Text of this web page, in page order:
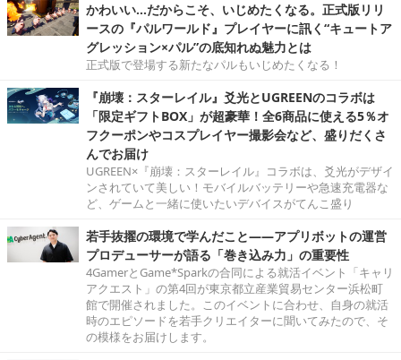
かわいい…だからこそ、いじめたくなる。正式版リリ
ースの『パルワールド』プレイヤーに訊く“キュートア
グレッション×パル”の底知れぬ魅力とは
正式版で登場する新たなパルもいじめたくなる！
『崩壊：スターレイル』爻光とUGREENのコラボは
「限定ギフトBOX」が超豪華！全6商品に使える5％オ
フクーポンやコスプレイヤー撮影会など、盛りだくさ
んでお届け
UGREEN×『崩壊：スターレイル』コラボは、爻光がデザイ
ンされていて美しい！モバイルバッテリーや急速充電器な
ど、ゲームと一緒に使いたいデバイスがてんこ盛り
若手抜擢の環境で学んだこと――アプリボットの運営
プロデューサーが語る「巻き込み力」の重要性
4GamerとGame*Sparkの合同による就活イベント「キャリ
アクエスト」の第4回が東京都立産業貿易センター浜松町
館で開催されました。このイベントに合わせ、自身の就活
時のエピソードを若手クリエイターに聞いてみたので、そ
の模様をお届けします。